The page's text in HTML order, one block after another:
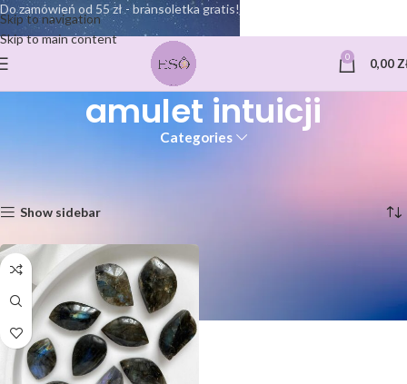
Skip to navigation
Skip to main content
0 0,00
amulet intuicji
Categories
Show sidebar
Do zamówień od 55 zł - bransoletka gratis!